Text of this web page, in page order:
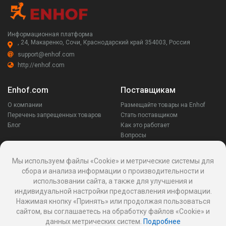
Информационная платформа
, 24, Макаренко, Сочи, Краснодарский край 354003, Россия
support@enhof.com
http://enhof.com
Enhof.com
О компании
Перечень запрещенных товаров
Блог
Поставщикам
Размещайте товары на Enhof
Стать поставщиком
Как это работает
Вопросы
Заказчикам
Аккаунт
Ваши запросы
Споры
Написать поставщику
Написать в поддержку
Оставайся на связи
Мы используем файлы «Cookie» и метрические системы для
сбора и анализа информации о производительности и
использовании сайта, а также для улучшения и
индивидуальной настройки предоставления информации.
Нажимая кнопку «Принять» или продолжая пользоваться
сайтом, вы соглашаетесь на обработку файлов «Cookie» и
данных метрических систем. Подробнее